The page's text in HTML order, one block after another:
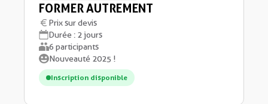
FORMER AUTREMENT
Prix sur devis
Durée : 2 jours
6 participants
Nouveauté 2025 !
Inscription disponible